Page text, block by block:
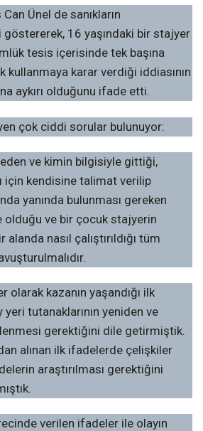
Ünel de sanıkların
göstererek, 16 yaşındaki bir stajyer
tesis içerisinde tek başına
kullanmaya karar verdiği iddiasının
aykırı olduğunu ifade etti.
çok ciddi sorular bulunuyor:
ve kimin bilgisiyle gittiği,
için kendisine talimat verilip
yanında bulunması gereken
olduğu ve bir çocuk stajyerin
nasıl çalıştırıldığı tüm
olarak kazanın yaşandığı ilk
tutanaklarının yeniden ve
gerektiğini dile getirmiştik.
alınan ilk ifadelerde çelişkiler
araştırılması gerektiğini
verilen ifadeler ile olayın